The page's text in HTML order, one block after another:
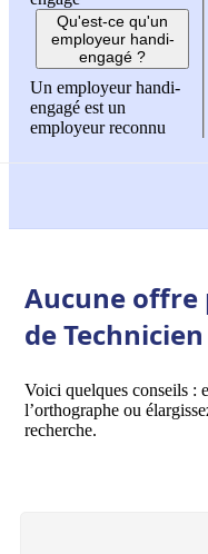
Qu'est-ce qu'un
employeur handi-
engagé ?
Un employeur handi-
engagé est un
employeur reconnu
Aucune offre
de
Voici quelques conseils :
l’orthographe ou
recherche.